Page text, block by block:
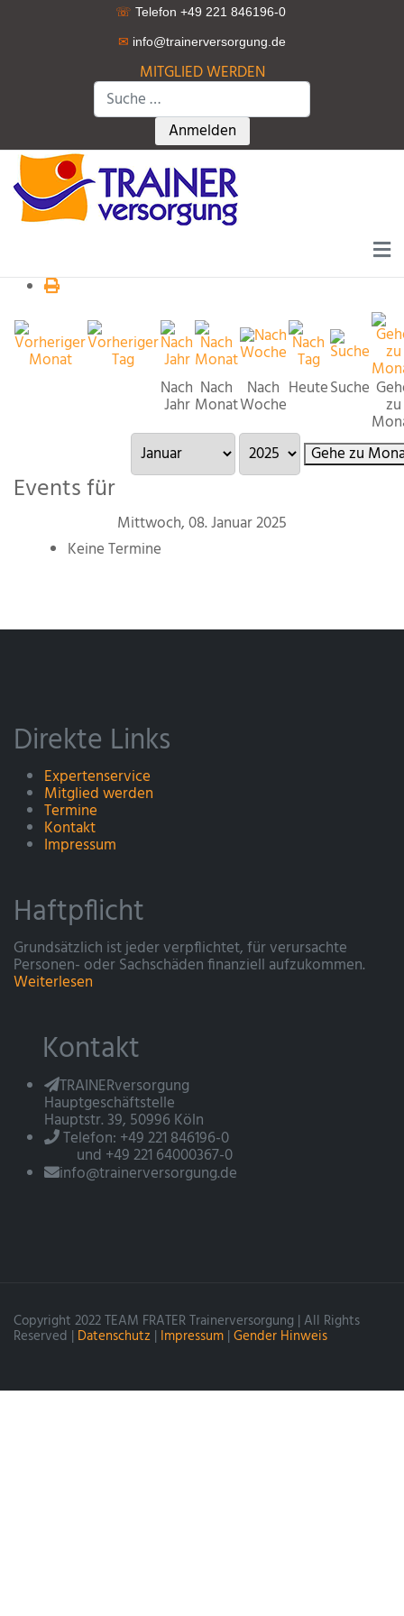
☏ Telefon +49 221 846196-0
✉ info@trainerversorgung.de
MITGLIED WERDEN
Suchen
Type 2 or more characters for
Anmelden
Nach
Jahr
Nach
Monat
Nach
Woche
HeuteSuche
zu
Gehe zu
Events für
Mittwoch, 08. Januar 2025
Keine Termine
Direkte Links
Expertenservice
Mitglied werden
Termine
Kontakt
Impressum
Haftpflicht
Grundsätzlich ist jeder verpflichtet, für verursachte
Personen- oder Sachschäden finanziell aufzukommen.
Weiterlesen
Kontakt
TRAINERversorgung
Hauptgeschäftstelle
Hauptstr. 39, 50996 Köln
Telefon: +49 221 846196-0
und +49 221 64000367-0
info@trainerversorgung.de
Copyright 2022 TEAM FRATER Trainerversorgung | All Rights
Reserved | Datenschutz | Impressum | Gender Hinweis